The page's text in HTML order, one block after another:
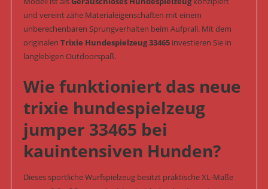
und vereint zähe Materialeigenschaften mit einem
unberechenbaren Sprungverhalten beim Aufprall. Mit dem
originalen Trixie Hundespielzeug 33465investieren Sie in
langlebigen Outdoorspaß.
Wie funktioniert das neue
trixie hundespielzeug
jumper 33465 bei
kauintensiven Hunden?
Dieses sportliche Wurfspielzeug besitzt praktische XL-Maße